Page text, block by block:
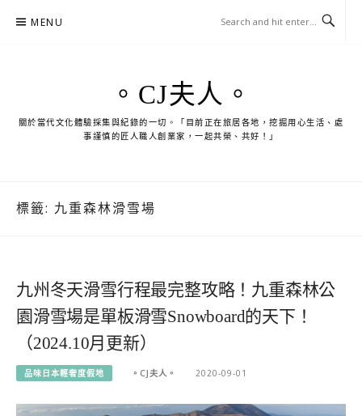
MENU
。CJ夫人。
關於當代文化體驗採集與紀錄的一切。「目前正在旅居各地，挖掘用心生活、處
事謹慎的匠人職人創業家，一起共榮、共好！」
標籤: 九重森林滑雪場
九州冬天滑雪行程最完整攻略！九重森林公
園滑雪場是單板滑雪Snowboard的天下！
（2024.10月更新）
品味日本輕奢度假地 。CJ夫人。 2020-09-01